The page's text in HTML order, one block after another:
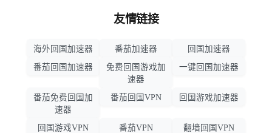
友情链接
海外回国加速器 番茄加速器
回国加速器
番茄回国加速器
免费回国游戏加
速器
一键回国加速器
番茄免费回国加
速器
番茄回国VPN 回国游戏加速器
回国游戏VPN 番茄VPN
翻墙回国VPN